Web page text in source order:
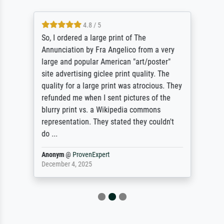
4.8 / 5
So, I ordered a large print of The
Annunciation by Fra Angelico from a very
large and popular American "art/poster"
site advertising giclee print quality. The
quality for a large print was atrocious. They
refunded me when I sent pictures of the
blurry print vs. a Wikipedia commons
representation. They stated they couldn't
do ...
Anonym@ ProvenExpert
December 4, 2025